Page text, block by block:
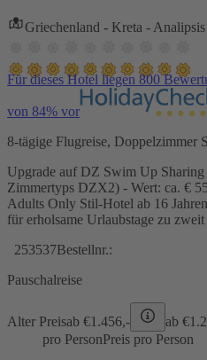
Griechenland - Kreta - Analipsis
Für dieses Hotel liegen 800
von 84% vor
8-tägige Flugreise,
Upgrade auf DZ Swim Up
Zimmertyps DZX2) - Wert: ca. €
Adults Only Stil-Hotel ab 16
für erholsame Urlaubstage zu zweit
253537Bestellnr.:
Pauschalreise
Alter Preisab €1.456,- ab €
pro PersonPreis pro Person